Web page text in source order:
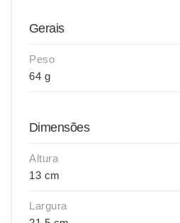
Gerais
Peso
64 g
Dimensões
Altura
13 cm
Largura